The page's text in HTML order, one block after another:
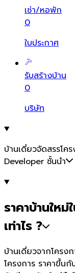
เช่า/หอพัก
0
ใบประกาศ
รับสร้างบ้าน
0
บริษัท
บ้านเดี่ยวจัดสรรโค
Developer ชั้นนำ
ราคาบ้านให
เท่าไร ?
บ้านเดี่ยวจากโครง
โครงการ ราคาขึ้น